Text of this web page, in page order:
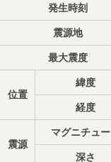
発生時刻
震源地
最大震度
位置
緯度
経度
震源
マグニチュ
深さ